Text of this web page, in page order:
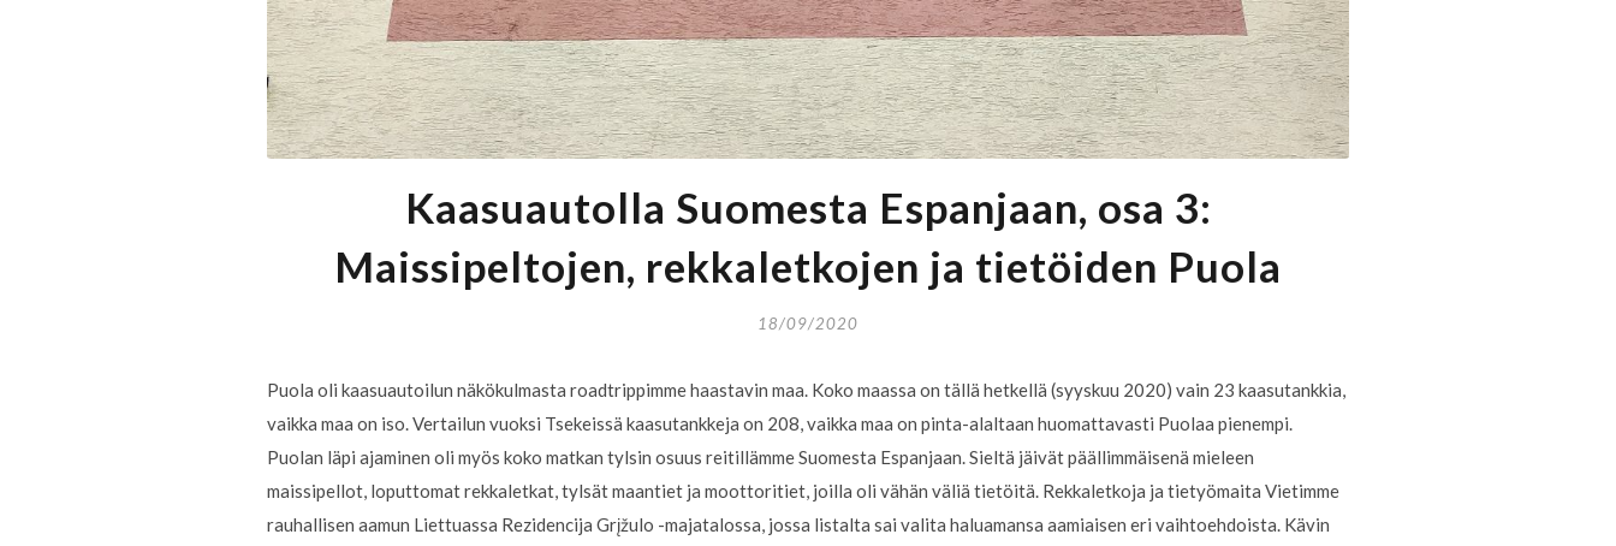
Kaasuautolla Suomesta Espanjaan, osa 3:
Maissipeltojen, rekkaletkojen ja tietöiden Puola
18/09/2020
Puola oli kaasuautoilun näkökulmasta roadtrippimme haastavin maa. Koko maassa on tällä hetkellä (syyskuu 2020) vain 23 kaasutankkia,
vaikka maa on iso. Vertailun vuoksi Tsekeissä kaasutankkeja on 208, vaikka maa on pinta-alaltaan huomattavasti Puolaa pienempi.
Puolan läpi ajaminen oli myös koko matkan tylsin osuus reitillämme Suomesta Espanjaan. Sieltä jäivät päällimmäisenä mieleen
maissipellot, loputtomat rekkaletkat, tylsät maantiet ja moottoritiet, joilla oli vähän väliä tietöitä. Rekkaletkoja ja tietyömaita Vietimme
rauhallisen aamun Liettuassa Rezidencija Grįžulo -majatalossa, jossa listalta sai valita haluamansa aamiaisen eri vaihtoehdoista. Kävin